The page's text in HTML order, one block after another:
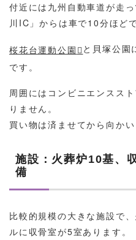
付近には九州自動車道が走
川IC」からは車で10分ほど
桜花台運動公園
と貝塚公園
です。
周囲にはコンビニエンスス
りません。
買い物は済ませてから向かい
施設：火葬炉10基、
備
比較的規模の大きな施設で
ルに収骨室が5室あります。